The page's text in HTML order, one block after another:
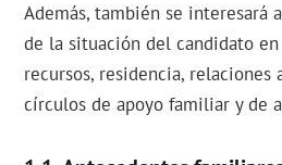
Además, también se interesará
de la situación del candidato
recursos, residencia, relaciones
círculos de apoyo familiar y de